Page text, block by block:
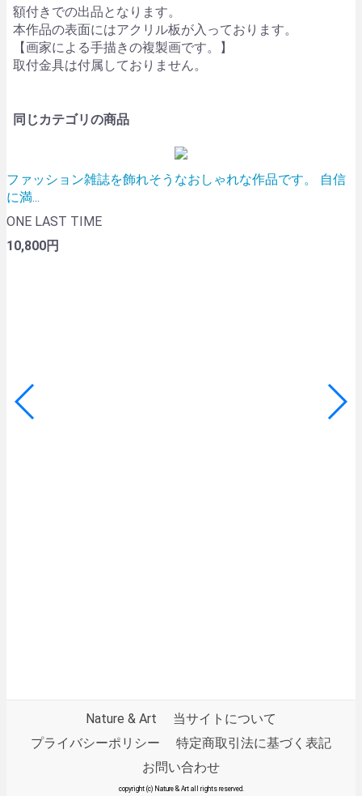
額付きでの出品となります。
本作品の表面にはアクリル板が入っております。
【画家による手描きの複製画です。】
取付金具は付属しておりません。
同じカテゴリの商品
ファッション雑誌を飾れそうなおしゃれな作品です。 自信
に満...
ONE LAST TIME
10,800円
Nature & Art
当サイトについて
プライバシーポリシー
特定商取引法に基づく表記
お問い合わせ
copyright (c) Nature & Art all rights reserved.